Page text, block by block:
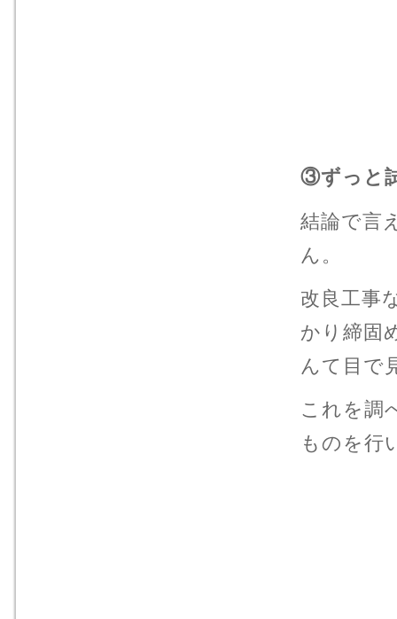
③ずっと
結論で言
ん。
改良工事
かり締固
んて目で
これを調
ものを行